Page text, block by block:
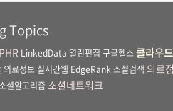
Topics
PHR LinkedData 열린편집 구글헬스클라우
의료정보 실시간웹 EdgeRank소셜검색 의료
셜알고리즘소셜네트워크